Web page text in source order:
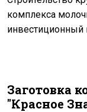
комплекса
инвестиционный
Заготовка
"Красное